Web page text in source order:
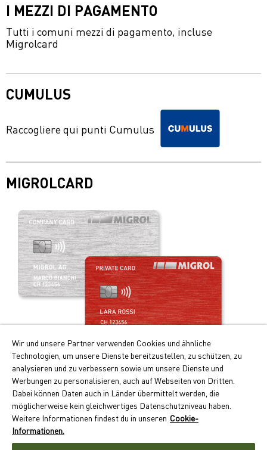
I MEZZI DI PAGAMENTO
Tutti i comuni mezzi di pagamento, incluse
Migrolcard
CUMULUS
Raccogliere qui punti Cumulus
MIGROLCARD
Praticità e vantaggi!
I principali vantaggi della Migrolcard:
Punti Cumulus doppi per i rifornimenti e la ricarica
dell’auto elettrica
Pagamento senza contanti con conteggio mensile
Accettazione capillare in oltre 550 ubicazioni in Svizzera
Wir und unsere Partner verwenden Cookies und ähnliche
Technologien, um unsere Dienste bereitzustellen, zu schützen, zu
analysieren und zu verbessern sowie um unsere Dienste und
Werbungen zu personalisieren, auch auf Webseiten von Dritten.
Dabei können Daten auch in Länder übermittelt werden, die
möglicherweise kein gleichwertiges Datenschutzniveau haben.
Weitere Informationen findest du in unseren Cookie-
Informationen.